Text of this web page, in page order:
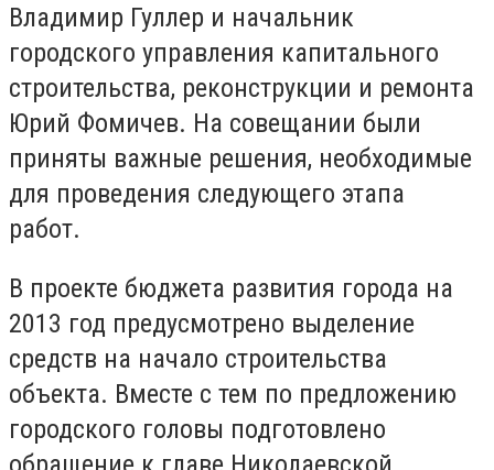
Владимир Гуллер и начальник
городского управления капитального
строительства, реконструкции и ремонта
Юрий Фомичев. На совещании были
приняты важные решения, необходимые
для проведения следующего этапа
работ.
В проекте бюджета развития города на
2013 год предусмотрено выделение
средств на начало строительства
объекта. Вместе с тем по предложению
городского головы подготовлено